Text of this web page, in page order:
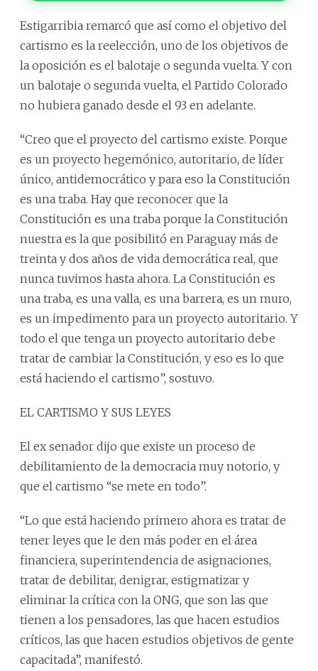
Estigarribia remarcó que así como el objetivo del
cartismo es la reelección, uno de los objetivos de
la oposición es el balotaje o segunda vuelta. Y con
un balotaje o segunda vuelta, el Partido Colorado
no hubiera ganado desde el 93 en adelante.
“Creo que el proyecto del cartismo existe. Porque
es un proyecto hegemónico, autoritario, de líder
único, antidemocrático y para eso la Constitución
es una traba. Hay que reconocer que la
Constitución es una traba porque la Constitución
nuestra es la que posibilitó en Paraguay más de
treinta y dos años de vida democrática real, que
nunca tuvimos hasta ahora. La Constitución es
una traba, es una valla, es una barrera, es un muro,
es un impedimento para un proyecto autoritario. Y
todo el que tenga un proyecto autoritario debe
tratar de cambiar la Constitución, y eso es lo que
está haciendo el cartismo”, sostuvo.
EL CARTISMO Y SUS LEYES
El ex senador dijo que existe un proceso de
debilitamiento de la democracia muy notorio, y
que el cartismo “se mete en todo”.
“Lo que está haciendo primero ahora es tratar de
tener leyes que le den más poder en el área
financiera, superintendencia de asignaciones,
tratar de debilitar, denigrar, estigmatizar y
eliminar la crítica con la ONG, que son las que
tienen a los pensadores, las que hacen estudios
críticos, las que hacen estudios objetivos de gente
capacitada”, manifestó.